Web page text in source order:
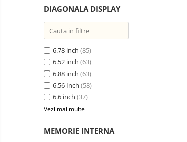
Smart Home
Produse Ingrijire Personala
Accesorii Gadgets
Drone cu Camera
Baterii externe
Accesorii Auto
Lifestyle
Cititoare Cod Bare
DIAGONALA DISPLAY
6.78 inch (85)
6.52 inch (63)
6.88 inch (63)
6.56 Inch (58)
6.6 inch (37)
Vezi mai multe
MEMORIE INTERNA